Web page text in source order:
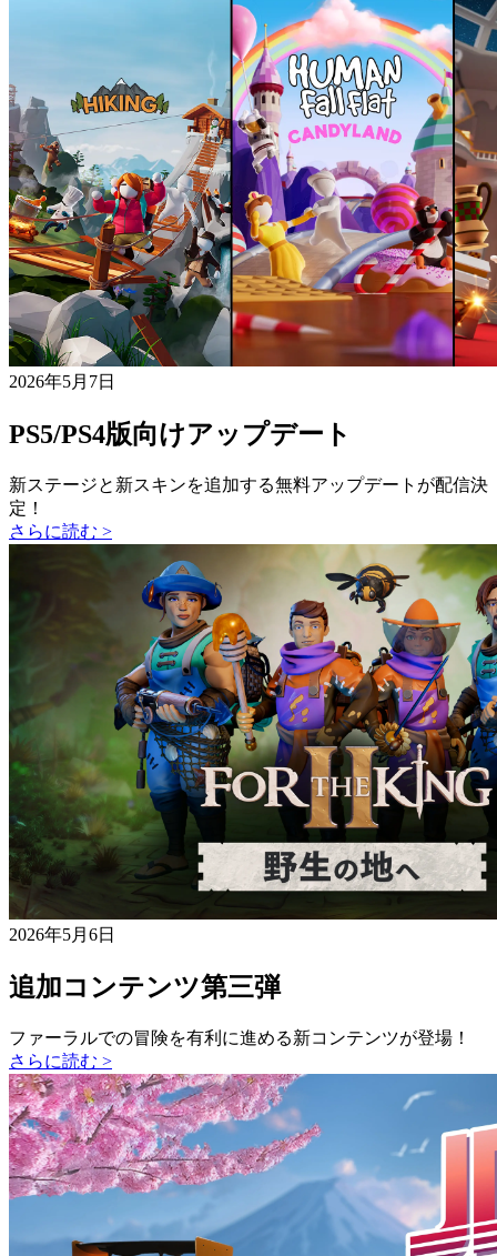
2026年5月7日
PS5/PS4版向けアップデート
新ステージと新スキンを追加する無料アップデートが配信決
定！
さらに読む >
2026年5月6日
追加コンテンツ第三弾
ファーラルでの冒険を有利に進める新コンテンツが登場！
さらに読む >